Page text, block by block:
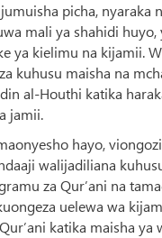
picha, nyaraka
mali ya shahidi huyo,
ya kielimu na kijamii.
kuhusu maisha na
al-Houthi katika
jamii.
hayo,
walijadiliana
za Qur’ani na
uelewa wa
katika maisha ya